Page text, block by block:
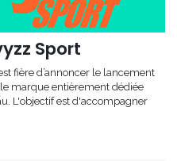
Sport
fière d’annoncer le lancement
marque entièrement dédiée
L'objectif est d'accompagner